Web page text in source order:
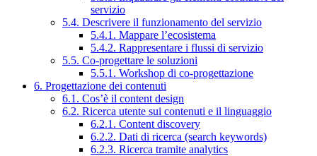
servizio
5.4. Descrivere il funzionamento del servizio
5.4.1. Mappare l’ecosistema
5.4.2. Rappresentare i flussi di servizio
5.5. Co-progettare le soluzioni
5.5.1. Workshop di co-progettazione
6. Progettazione dei contenuti
6.1. Cos’è il content design
6.2. Ricerca utente sui contenuti e il linguaggio
6.2.1. Content discovery
6.2.2. Dati di ricerca (search keywords)
6.2.3. Ricerca tramite analytics